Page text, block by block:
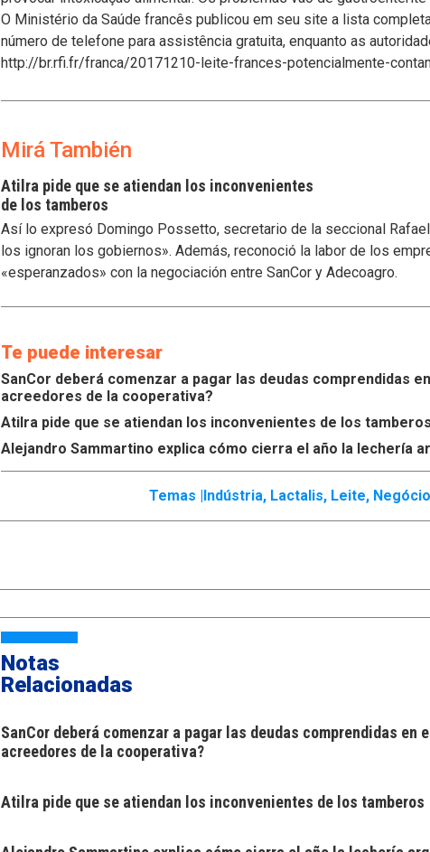
O Ministério da Saúde francês publicou em seu site a lista
número de telefone para assistência gratuita, enquanto as
http://br.rfi.fr/franca/20171210-leite-frances-potencialmente-
Mirá También
Atilra pide que se atiendan los inconvenientes
de los tamberos
Así lo expresó Domingo Possetto, secretario de la seccional
los ignoran los gobiernos». Además, reconoció la labor de los
«esperanzados» con la negociación entre SanCor y Adecoagro.
Te puede interesar
SanCor deberá comenzar a pagar las deudas comprendidas
acreedores de la cooperativa?
Atilra pide que se atiendan los inconvenientes de los tamberos
Alejandro Sammartino explica cómo cierra el año la lechería
Temas | Indústria, Lactalis, Leite, Negócio
Notas
Relacionadas
SanCor deberá comenzar a pagar las deudas comprendidas en
acreedores de la cooperativa?
Atilra pide que se atiendan los inconvenientes de los tamberos